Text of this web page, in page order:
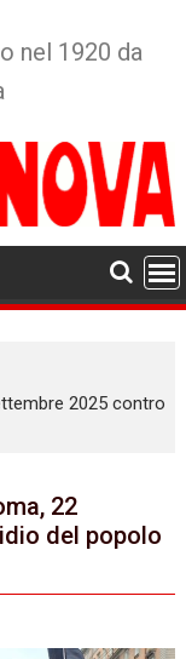
nel 1920 da
2025 contro
22
del popolo